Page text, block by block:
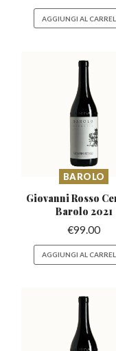
AGGIUNGI AL
BAROLO
Giovanni Rosso
Barolo 2021
€99.00
AGGIUNGI AL